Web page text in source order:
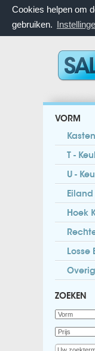
Cookies helpen om
gebruiken.
VORM
Kasten
T -
U -
Eiland
Hoek
Losse
Overig
ZOEKEN